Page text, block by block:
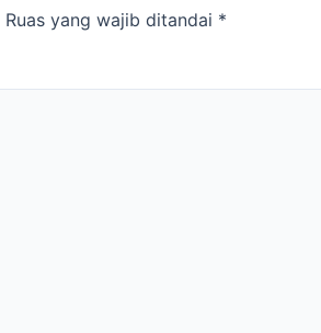
Ruas yang wajib ditandai *